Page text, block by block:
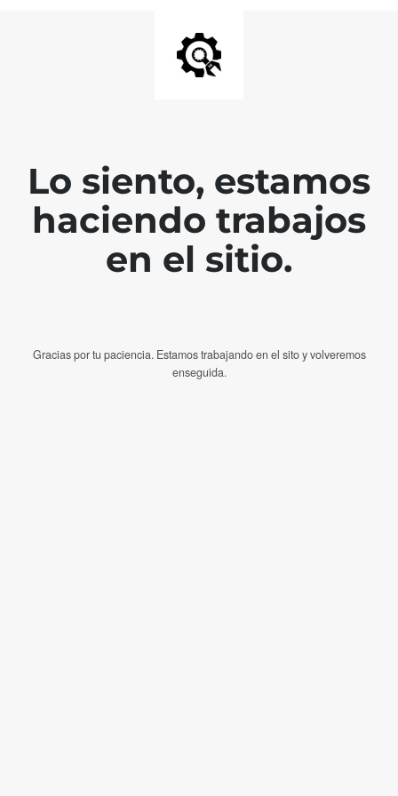
Lo siento, estamos
haciendo trabajos
en el sitio.
Gracias por tu paciencia. Estamos trabajando en el sito y volveremos
enseguida.